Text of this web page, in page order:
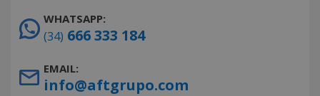
WHATSAPP:
(34) 666 333 184
EMAIL:
info@aftgrupo.com